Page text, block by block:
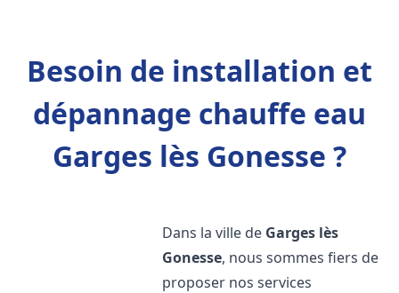
Besoin de installation et
dépannage chauffe eau
Garges lès Gonesse ?
Dans la ville de Garges lès
Gonesse, nous sommes fiers de
proposer nos services